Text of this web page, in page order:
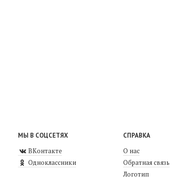
МЫ В СОЦСЕТЯХ
ВКонтакте
Одноклассники
СПРАВКА
О нас
Обратная связь
Логотип